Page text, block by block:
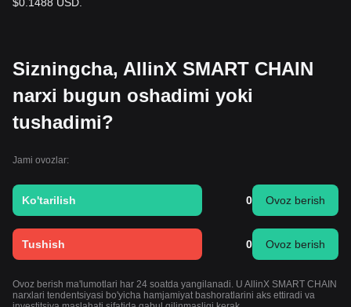
Sizningcha, AllinX SMART CHAIN
narxi bugun oshadimi yoki
tushadimi?
Jami ovozlar:
Ko'tarilish 0 Ovoz berish
Tushish 0 Ovoz berish
Ovoz berish ma'lumotlari har 24 soatda yangilanadi. U AllinX SMART CHAIN
narxlari tendentsiyasi bo'yicha hamjamiyat bashoratlarini aks ettiradi va